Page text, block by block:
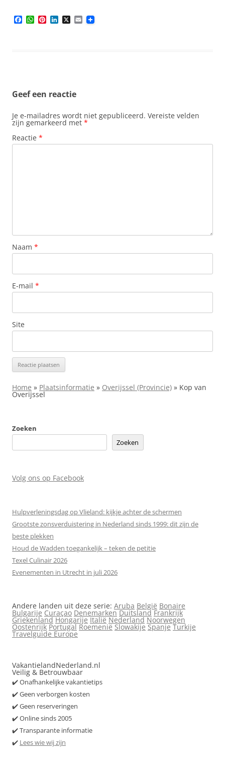
W P X E
m
Geef een reactie
Je e-mailadres wordt niet gepubliceerd. Vereiste velden
zijn gemarkeerd met *
Reactie *
Naam *
E-mail *
Site
Home » Plaatsinformatie » Overijssel (Provincie) » Kop van
Overijssel
Zoeken
Zoeken
Volg ons op Facebook
Hulpverleningsdag op Vlieland: kijkje achter de schermen
Grootste zonsverduistering in Nederland sinds 1999: dit zijn de
beste plekken
Houd de Wadden toegankelijk – teken de petitie
Texel Culinair 2026
Evenementen in Utrecht in juli 2026
Andere landen uit deze serie: Aruba België Bonaire
Bulgarije Curaçao Denemarken Duitsland Frankrijk
Griekenland Hongarije Italië Nederland Noorwegen
Oostenrijk Portugal Roemenië Slowakije Spanje Turkije
Travelguide Europe
VakantielandNederland.nl
Veilig & Betrouwbaar
✔️ Onafhankelijke vakantietips
✔️ Geen verborgen kosten
✔️ Geen reserveringen
✔️ Online sinds 2005
✔️ Transparante informatie
✔️ Lees wie wij zijn